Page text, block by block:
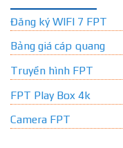
Đăng ký WIFI 7 FPT
Bảng giá cáp quang
Truyền hình FPT
FPT Play Box 4k
Camera FPT